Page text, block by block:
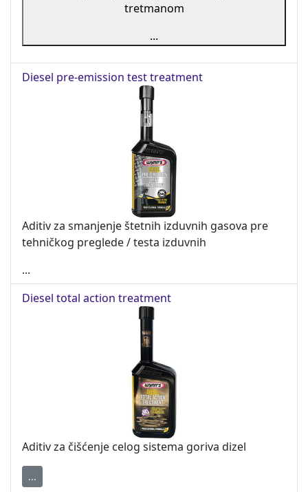
tretmanom
...
Diesel pre-emission test treatment
Aditiv za smanjenje štetnih izduvnih gasova pre
tehničkog preglede / testa izduvnih
...
Diesel total action treatment
Aditiv za čišćenje celog sistema goriva dizel
...